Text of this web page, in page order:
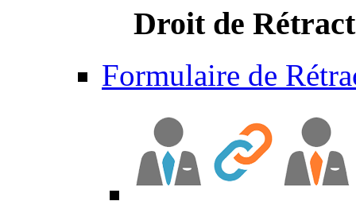
Droit de
Formulaire de